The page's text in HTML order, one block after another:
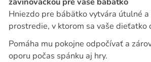
Hniezdo pre bábätko vytvára útulné a
prostredie, v ktorom sa vaše dieťatko
Pomáha mu pokojne odpočívať a
oporu počas spánku aj hry.